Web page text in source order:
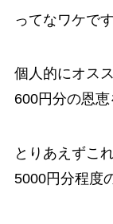
ってなワケで
個人的にオス
600円分の恩恵
とりあえずこ
5000円分程度